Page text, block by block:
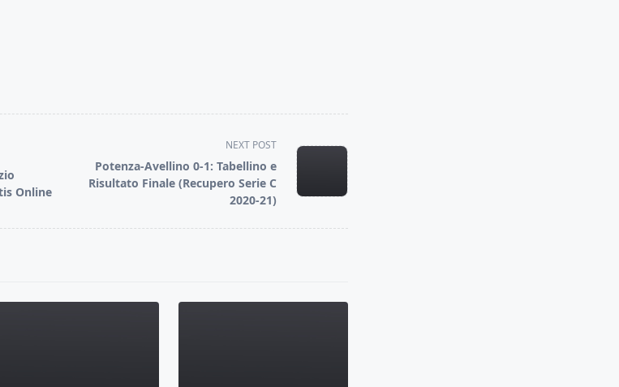
Online
NEXT POST
Potenza-Avellino 0-1: Tabellino e
Risultato Finale (Recupero Serie C
2020-21)